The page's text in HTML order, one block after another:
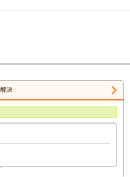
決